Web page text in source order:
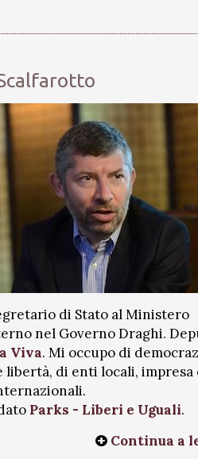
di Stato al Ministero
nel Governo Draghi.
Viva. Mi occupo di
di enti locali, impresa
Parks - Liberi e Uguali.
Continua a